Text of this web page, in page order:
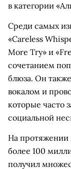
в категории
Среди самых
«Careless
More Try» и
сочетанием
блюза. Он
вокалом и
которые часто
социальной
На
более 100
получил